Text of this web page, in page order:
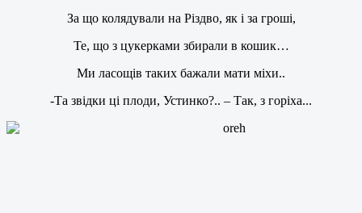
За що колядували на Різдво, як і за гроші,
Те, що з цукерками збирали в кошик…
Ми ласощів таких бажали мати міхи..
-Та звідки ці плоди, Устинко?.. – Так, з горіха...